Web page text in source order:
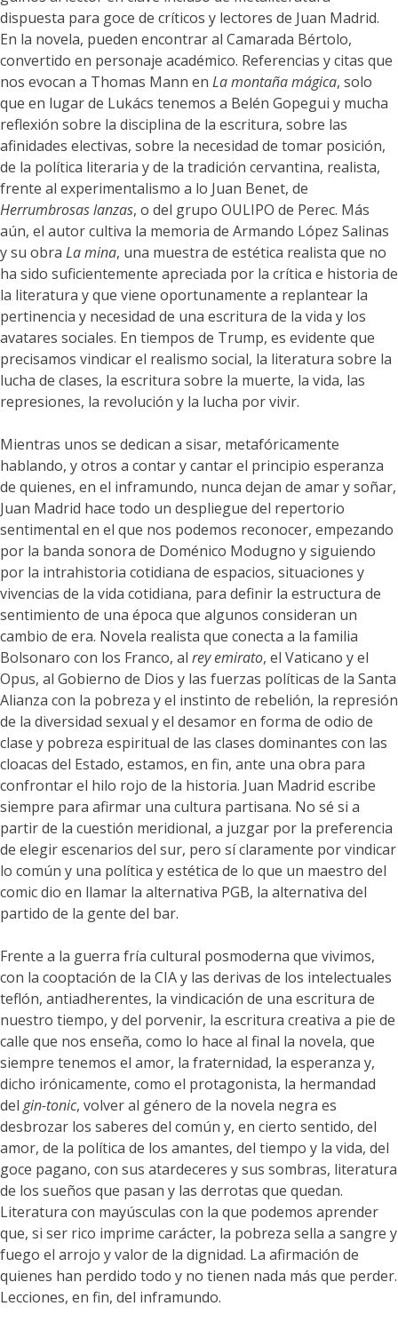
dispuesta para goce de críticos y lectores de Juan Madrid.
En la novela, pueden encontrar al Camarada Bértolo,
convertido en personaje académico. Referencias y citas que
nos evocan a Thomas Mann en La montaña mágica, solo
que en lugar de Lukács tenemos a Belén Gopegui y mucha
reflexión sobre la disciplina de la escritura, sobre las
afinidades electivas, sobre la necesidad de tomar posición,
de la política literaria y de la tradición cervantina, realista,
frente al experimentalismo a lo Juan Benet, de
Herrumbrosas lanzas, o del grupo OULIPO de Perec. Más
aún, el autor cultiva la memoria de Armando López Salinas
y su obra La mina, una muestra de estética realista que no
ha sido suficientemente apreciada por la crítica e historia de
la literatura y que viene oportunamente a replantear la
pertinencia y necesidad de una escritura de la vida y los
avatares sociales. En tiempos de Trump, es evidente que
precisamos vindicar el realismo social, la literatura sobre la
lucha de clases, la escritura sobre la muerte, la vida, las
represiones, la revolución y la lucha por vivir.
Mientras unos se dedican a sisar, metafóricamente
hablando, y otros a contar y cantar el principio esperanza
de quienes, en el inframundo, nunca dejan de amar y soñar,
Juan Madrid hace todo un despliegue del repertorio
sentimental en el que nos podemos reconocer, empezando
por la banda sonora de Doménico Modugno y siguiendo
por la intrahistoria cotidiana de espacios, situaciones y
vivencias de la vida cotidiana, para definir la estructura de
sentimiento de una época que algunos consideran un
cambio de era. Novela realista que conecta a la familia
Bolsonaro con los Franco, al rey emirato, el Vaticano y el
Opus, al Gobierno de Dios y las fuerzas políticas de la Santa
Alianza con la pobreza y el instinto de rebelión, la represión
de la diversidad sexual y el desamor en forma de odio de
clase y pobreza espiritual de las clases dominantes con las
cloacas del Estado, estamos, en fin, ante una obra para
confrontar el hilo rojo de la historia. Juan Madrid escribe
siempre para afirmar una cultura partisana. No sé si a
partir de la cuestión meridional, a juzgar por la preferencia
de elegir escenarios del sur, pero sí claramente por vindicar
lo común y una política y estética de lo que un maestro del
comic dio en llamar la alternativa PGB, la alternativa del
partido de la gente del bar.
Frente a la guerra fría cultural posmoderna que vivimos,
con la cooptación de la CIA y las derivas de los intelectuales
teflón, antiadherentes, la vindicación de una escritura de
nuestro tiempo, y del porvenir, la escritura creativa a pie de
calle que nos enseña, como lo hace al final la novela, que
siempre tenemos el amor, la fraternidad, la esperanza y,
dicho irónicamente, como el protagonista, la hermandad
del gin-tonic, volver al género de la novela negra es
desbrozar los saberes del común y, en cierto sentido, del
amor, de la política de los amantes, del tiempo y la vida, del
goce pagano, con sus atardeceres y sus sombras, literatura
de los sueños que pasan y las derrotas que quedan.
Literatura con mayúsculas con la que podemos aprender
que, si ser rico imprime carácter, la pobreza sella a sangre y
fuego el arrojo y valor de la dignidad. La afirmación de
quienes han perdido todo y no tienen nada más que perder.
Lecciones, en fin, del inframundo.